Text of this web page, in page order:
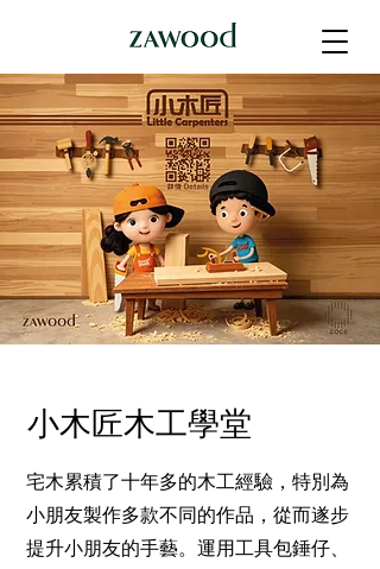
小木匠木工學堂
宅木累積了十年多的木工經驗，特別為
小朋友製作多款不同的作品，從而遂步
提升小朋友的手藝。運用工具包錘仔、